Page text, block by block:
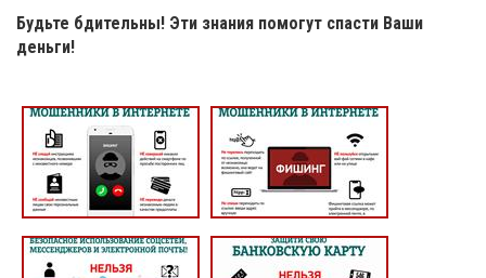
Будьте бдительны! Эти знания помогут спасти Ваши
деньги!